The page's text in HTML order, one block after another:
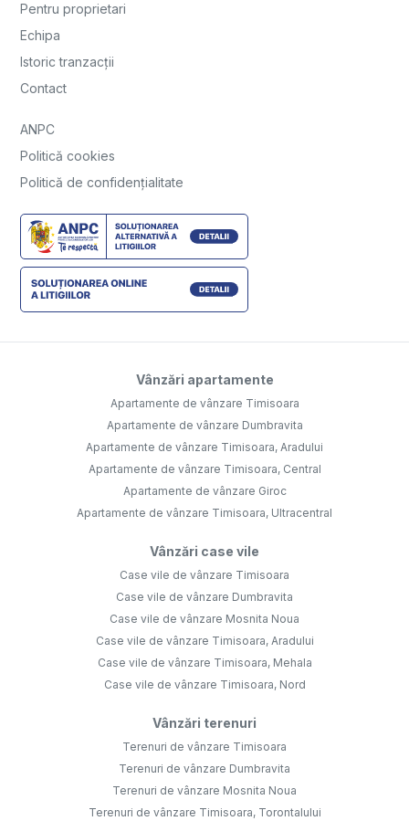
Pentru proprietari
Echipa
Istoric tranzacții
Contact
ANPC
Politică cookies
Politică de confidențialitate
Vânzări apartamente
Apartamente de vânzare Timisoara
Apartamente de vânzare Dumbravita
Apartamente de vânzare Timisoara, Aradului
Apartamente de vânzare Timisoara, Central
Apartamente de vânzare Giroc
Apartamente de vânzare Timisoara, Ultracentral
Vânzări case vile
Case vile de vânzare Timisoara
Case vile de vânzare Dumbravita
Case vile de vânzare Mosnita Noua
Case vile de vânzare Timisoara, Aradului
Case vile de vânzare Timisoara, Mehala
Case vile de vânzare Timisoara, Nord
Vânzări terenuri
Terenuri de vânzare Timisoara
Terenuri de vânzare Dumbravita
Terenuri de vânzare Mosnita Noua
Terenuri de vânzare Timisoara, Torontalului